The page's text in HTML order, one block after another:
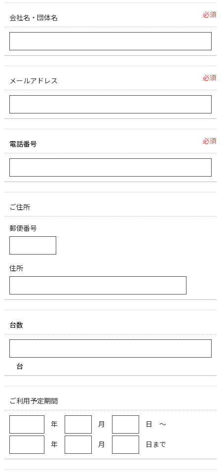
会社名・団体名 必須
メールアドレス 必須
電話番号 必須
ご住所
郵便番号
住所
台数
台
ご利用予定期間
年 月 日 ～
年 月 日まで